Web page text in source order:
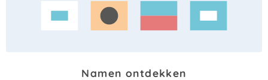
Namen ontdekken